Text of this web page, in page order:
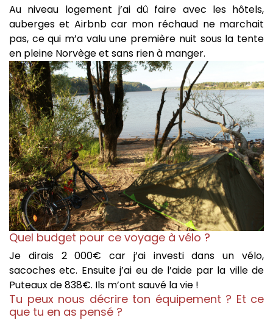
Au niveau logement j’ai dû faire avec les hôtels,
auberges et Airbnb car mon réchaud ne marchait
pas, ce qui m’a valu une première nuit sous la tente
en pleine Norvège et sans rien à manger.
Quel budget pour ce voyage à vélo ?
Je dirais 2 000€ car j’ai investi dans un vélo,
sacoches etc. Ensuite j’ai eu de l’aide par la ville de
Puteaux de 838€. Ils m’ont sauvé la vie !
Tu peux nous décrire ton équipement ? Et ce
que tu en as pensé ?